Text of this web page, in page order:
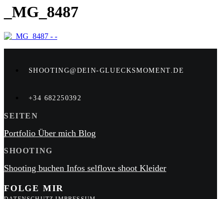
_MG_8487
SHOOTING@DEIN-GLUECKSMOMENT.DE
+34 682250392
SEITEN
Portfolio Über mich Blog
SHOOTING
Shooting buchen Infos selflove shoot Kleider
FOLGE MIR